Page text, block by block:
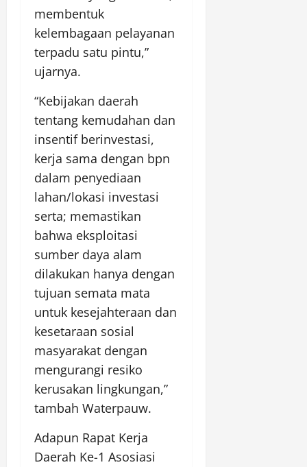
membentuk
kelembagaan pelayanan
terpadu satu pintu,”
ujarnya.
“Kebijakan daerah
tentang kemudahan dan
insentif berinvestasi,
kerja sama dengan bpn
dalam penyediaan
lahan/lokasi investasi
serta; memastikan
bahwa eksploitasi
sumber daya alam
dilakukan hanya dengan
tujuan semata mata
untuk kesejahteraan dan
kesetaraan sosial
masyarakat dengan
mengurangi resiko
kerusakan lingkungan,”
tambah Waterpauw.
Adapun Rapat Kerja
Daerah Ke-1 Asosiasi